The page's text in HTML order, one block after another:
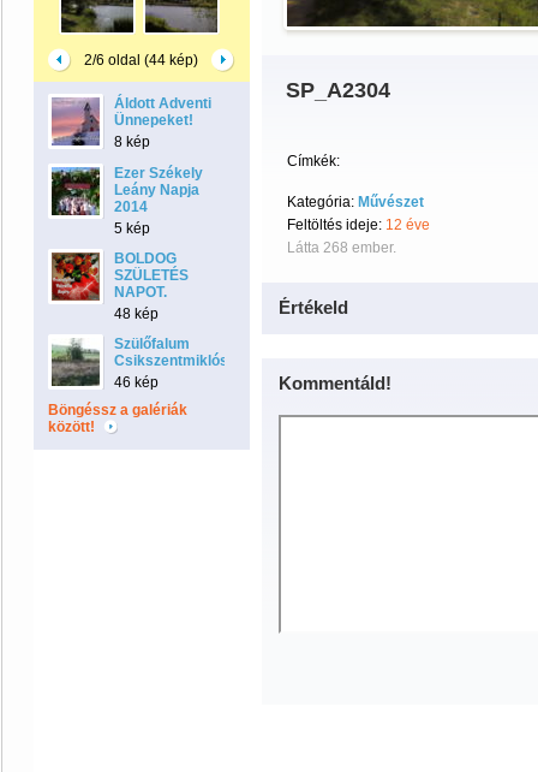
2/6 oldal (44 kép)
Áldott Adventi
Ünnepeket!
8 kép
Ezer Székely
Leány Napja
2014
5 kép
BOLDOG
SZÜLETÉS
NAPOT.
48 kép
Szülőfalum
Csikszentmiklós
46 kép
Böngéssz a galériák
között!
SP_A2304
Címkék:
Kategória: Művészet
Feltöltés ideje: 12 éve
Látta 268 ember.
Értékeld
Kommentáld!